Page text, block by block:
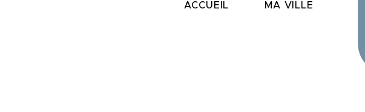
ACCUEIL MA VILLE